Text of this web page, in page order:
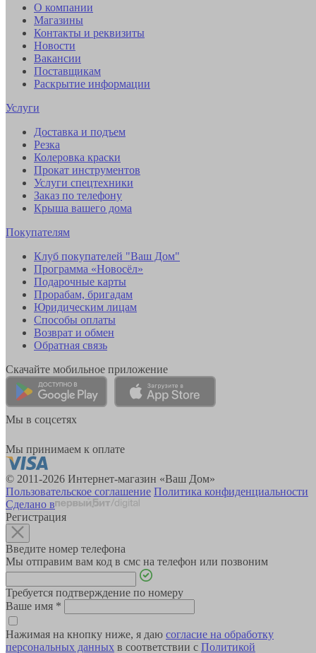
О компании
Магазины
Контакты и реквизиты
Новости
Вакансии
Поставщикам
Раскрытие информации
Услуги
Доставка и подъем
Резка
Колеровка краски
Прокат инструментов
Услуги спецтехники
Заказ по телефону
Крыша вашего дома
Покупателям
Клуб покупателей "Ваш Дом"
Программа «Новосёл»
Подарочные карты
Прорабам, бригадам
Юридическим лицам
Способы оплаты
Возврат и обмен
Обратная связь
Скачайте мобильное приложение
Мы в соцсетях
Мы принимаем к оплате
© 2011-2026 Интернет-магазин «Ваш Дом»
Пользовательское соглашение Политика конфиденциальности
Сделано в
Регистрация
Введите номер телефона
Мы отправим вам код в смс на телефон или позвоним
Требуется подтверждение по номеру
Ваше имя *
Нажимая на кнопку ниже, я даю согласие на обработку
персональных данных в соответствии с Политикой